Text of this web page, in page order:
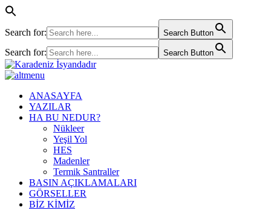
Search for: Search Button
Search for: Search Button
ANASAYFA
YAZILAR
HA BU NEDUR?
Nükleer
Yeşil Yol
HES
Madenler
Termik Santraller
BASIN AÇIKLAMALARI
GÖRSELLER
BİZ KİMİZ